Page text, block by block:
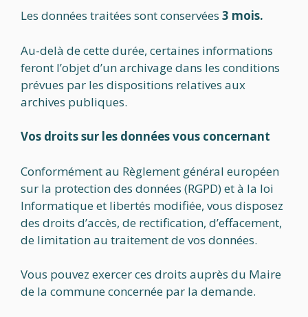
Les données traitées sont conservées 3 mois.
Au-delà de cette durée, certaines informations
feront l’objet d’un archivage dans les conditions
prévues par les dispositions relatives aux
archives publiques.
Vos droits sur les données vous concernant
Conformément au Règlement général européen
sur la protection des données (RGPD) et à la loi
Informatique et libertés modifiée, vous disposez
des droits d’accès, de rectification, d’effacement,
de limitation au traitement de vos données.
Vous pouvez exercer ces droits auprès du Maire
de la commune concernée par la demande.